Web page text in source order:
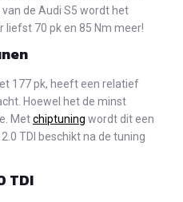
van de Audi S5 wordt het
70 pk en 85 Nm meer!
177 pk, heeft een relatief
Hoewel het de minst
Metchiptuning wordt dit een
TDI beschikt na de tuning
TDI